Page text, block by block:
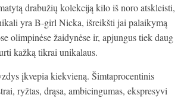
drabužių kolekciją kilo iš noro atskleisti,
yra B-girl Nicka, išreikšti jai palaikymą
olimpinėse žaidynėse ir, apjungus tiek daug
kažką tikrai unikalaus.
įkvepia kiekvieną. Šimtaprocentinis
ryžtas, drąsa, ambicingumas, ekspresyvi